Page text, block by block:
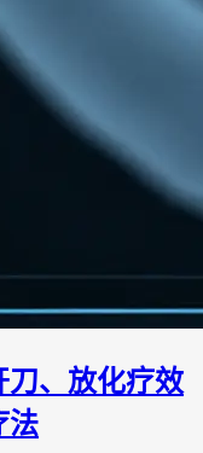
刀、放化疗效
法